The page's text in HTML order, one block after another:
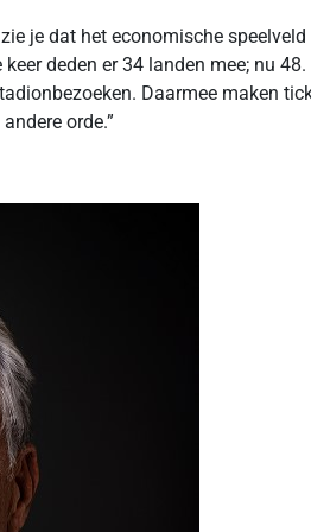
je dat het economische
deden er 34 landen mee; nu
Daarmee maken
orde.”